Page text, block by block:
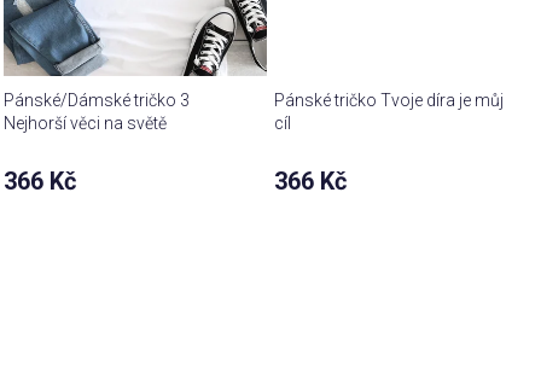
Pánské/Dámské tričko 3
Nejhorší věci na světě
366 Kč
Pánské tričko Tvoje díra je můj
cíl
366 Kč